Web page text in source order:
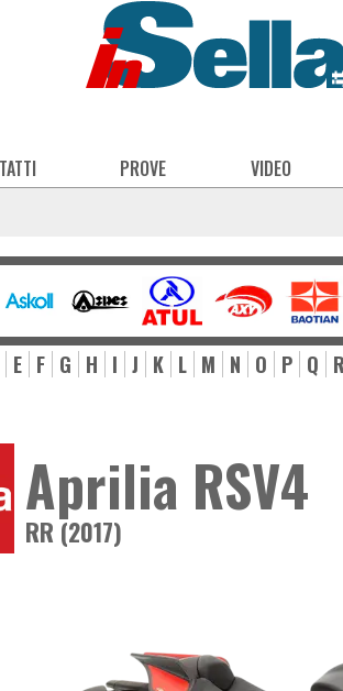
PROVE VIDEO
E F G H I J K L M N O P Q R
Aprilia RSV4
RR (2017)